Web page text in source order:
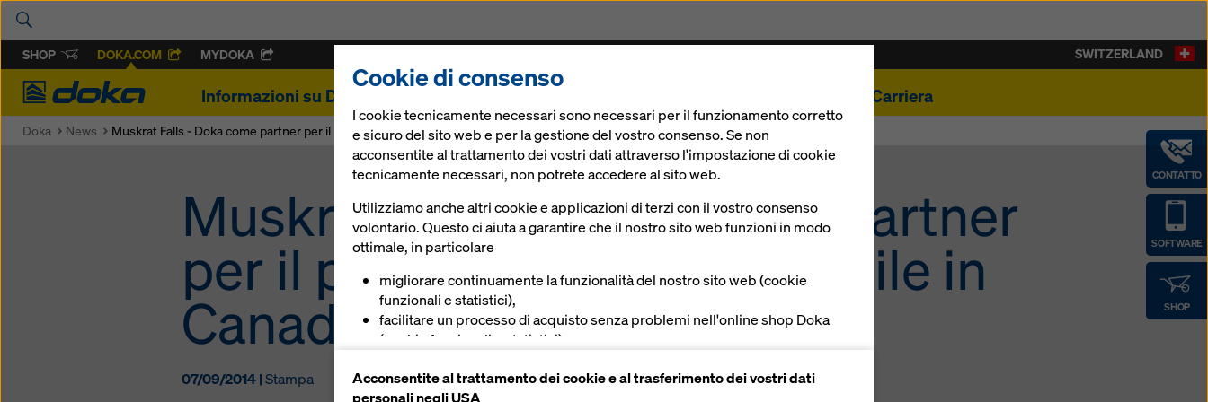
SHOP DOKA.COM MYDOKA
Doka
Informazioni su Doka Carriera
CONTATTO
SOFTWARE
SHOP
SWITZERLAND
Doka News Muskrat Falls - Doka come partner per il più grande progetto edile in Canada
Muskrat Falls - Doka come partner
per il più grande progetto edile in
Canada
07/09/2014 |Stampa
Cookie di consenso
I cookie tecnicamente necessari sono necessari per il funzionamento corretto
e sicuro del sito web e per la gestione del vostro consenso. Se non
acconsentite al trattamento dei vostri dati attraverso l'impostazione di cookie
tecnicamente necessari, non potrete accedere al sito web.
Utilizziamo anche altri cookie e applicazioni di terzi con il vostro consenso
volontario. Questo ci aiuta a garantire che il nostro sito web funzioni in modo
ottimale, in particolare
migliorare continuamente la funzionalità del nostro sito web (cookie
funzionali e statistici),
facilitare un processo di acquisto senza problemi nell'online shop Doka
(cookie funzionali e statistici),
(cookie di marketing).
Acconsentite al trattamento dei cookie e al trasferimento dei vostri dati
personali negli USA